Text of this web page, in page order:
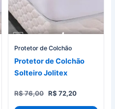
Protetor de Colchão
Protetor de Colchão
Solteiro Jolitex
R$76,00 O
R$ 72,20O